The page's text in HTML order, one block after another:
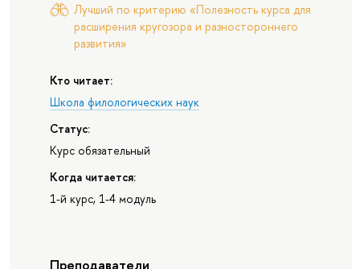
Лучший по критерию «Полезность курса для
расширения кругозора и разностороннего
развития»
Кто читает:
Школа филологических наук
Статус:
Курс обязательный
Когда читается:
1-й курс, 1-4 модуль
Преподаватели